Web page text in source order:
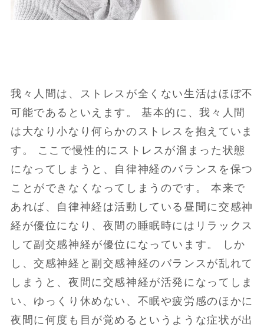
我々人間は、ストレスが全くない生活はほぼ不
可能であるといえます。 基本的に、我々人間
は大なり小なり何らかのストレスを抱えていま
す。 ここで慢性的にストレスが溜まった状態
になってしまうと、自律神経のバランスを保つ
ことができなくなってしまうのです。 本来で
あれば、自律神経は活動している昼間に交感神
経が優位になり、夜間の睡眠時にはリラックス
して副交感神経が優位になっています。 しか
し、交感神経と副交感神経のバランスが乱れて
しまうと、夜間に交感神経が活発になってしま
い、ゆっくり休めない、不眠や疲労感のほかに
夜間に何度も目が覚めるというような症状が出